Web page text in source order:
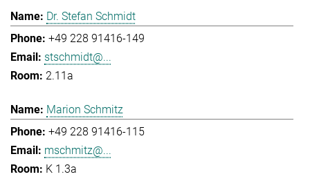
Dr. Stefan Schmidt
+49 228 91416-149
stschmidt@...
2.11a
Marion Schmitz
+49 228 91416-115
mschmitz@...
K 1.3a